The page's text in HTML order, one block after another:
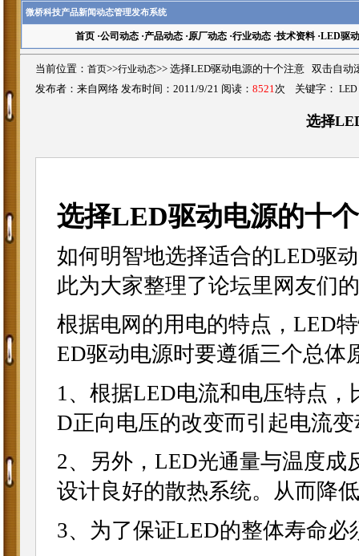
微桥科技产品新闻动态管理发布系统
首页·公司动态·产品动态·原厂动态·行业动态·技术资料·LED驱动
当前位置： 首页>>行业动态>> 选择LED驱动电源的十个注意 双击自动
发布者：来自网络 发布时间：2011/9/21 阅读： 8521 次 关键字：
选择
选择LED驱动电源的十
如何明智地选择适合的LED驱
此为大家整理了论坛里网友们
根据电网的用电的特点，LED
ED驱动电源时要遵循三个总体
1、根据LED电流和电压特点，
D正向电压的改变而引起电流
2、另外，LED光通量与温度成
设计良好的散热系统。从而降
3、为了保证LED的整体寿命